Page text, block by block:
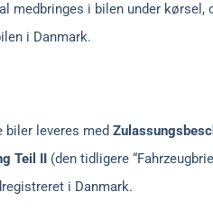
medbringes i bilen under kørsel,
i Danmark.
leveres med
Teil II (den tidligere
i Danmark.